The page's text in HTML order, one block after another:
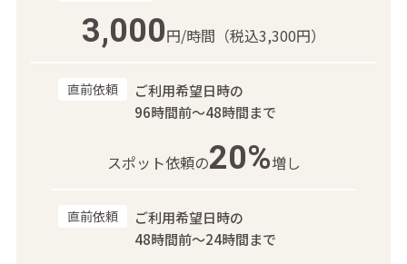
3,000円/時間 （税込3,300円）
直前依頼
ご利用希望日時の
96時間前～48時間まで
スポット依頼の20%増し
直前依頼
ご利用希望日時の
48時間前～24時間まで